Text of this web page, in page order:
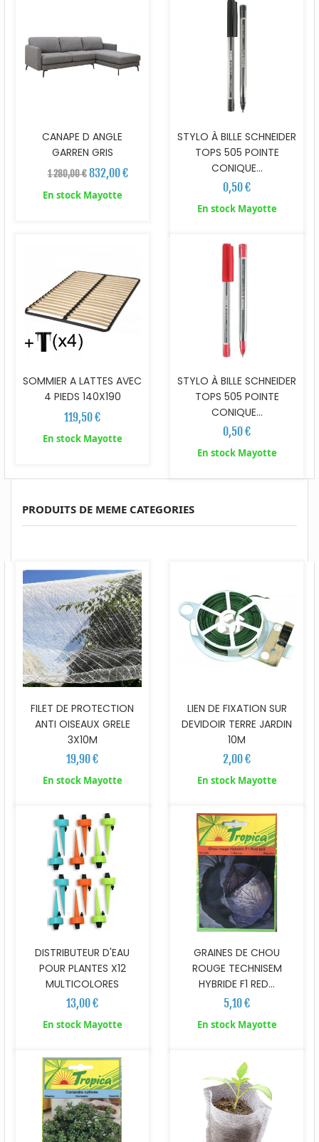
CANAPE D ANGLE
GARREN GRIS
1 280,00 € 832,00 €
En stock Mayotte
STYLO À BILLE SCHNEIDER
TOPS 505 POINTE
CONIQUE...
0,50 €
En stock Mayotte
SOMMIER A LATTES AVEC
4 PIEDS 140X190
119,50 €
En stock Mayotte
STYLO À BILLE SCHNEIDER
TOPS 505 POINTE
CONIQUE...
0,50 €
En stock Mayotte
PRODUITS DE MEME CATEGORIES
FILET DE PROTECTION
ANTI OISEAUX GRELE
3X10M
19,90 €
En stock Mayotte
LIEN DE FIXATION SUR
DEVIDOIR TERRE JARDIN
10M
2,00 €
En stock Mayotte
DISTRIBUTEUR D'EAU
POUR PLANTES X12
MULTICOLORES
13,00 €
En stock Mayotte
GRAINES DE CHOU
ROUGE TECHNISEM
HYBRIDE F1 RED...
5,10 €
En stock Mayotte